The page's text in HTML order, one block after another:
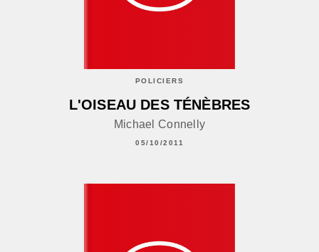
POLICIERS
L'OISEAU DES TÉNÈBRES
Michael Connelly
05/10/2011